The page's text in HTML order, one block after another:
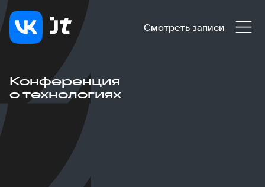
Смотреть записи
Конференция
о технологиях